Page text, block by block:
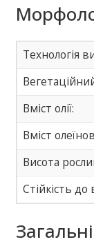
Технологія
Вміст олії:
Вміст
Висота
Стійкість до